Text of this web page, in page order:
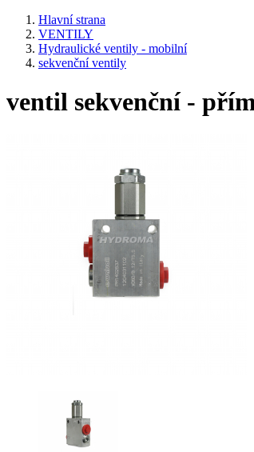
Hlavní strana
VENTILY
Hydraulické ventily - mobilní
sekvenční ventily
ventil sekvenční -